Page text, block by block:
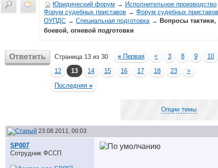
Юридический форум → Исполнительное производство
Форум судебных приставов → Форум судебных
ОУПДС → Специальная подготовка→ Вопросы тактики,
боевой, огневой подготовки
Ответить Страница 13 из 30 « Первая < 3 8 9
10
12
13 14 15 16 17 18 23
>
Последняя »
Опции темы
23.08.2011, 00:03
SP007
Сотрудник ФССП